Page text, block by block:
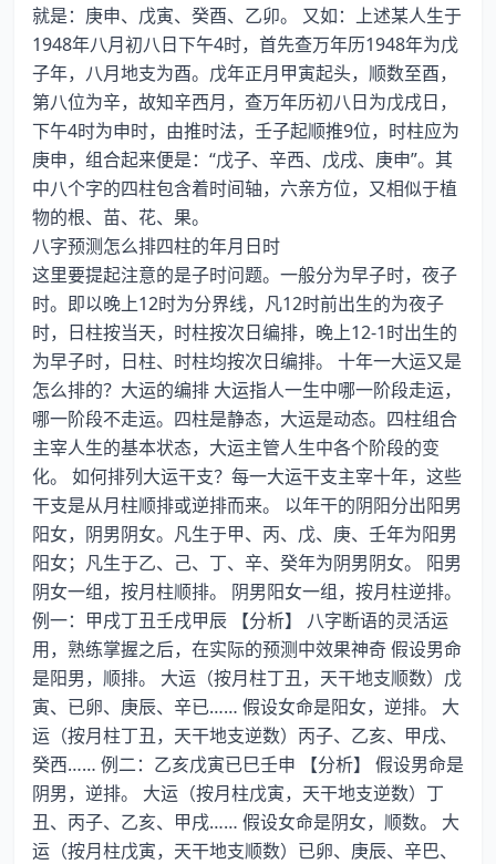
就是：庚申、戊寅、癸酉、乙卯。 又如：上述某人生于
1948年八月初八日下午4时，首先查万年历1948年为戊
子年，八月地支为酉。戊年正月甲寅起头，顺数至酉，
第八位为辛，故知辛西月，查万年历初八日为戊戌日，
下午4时为申时，由推时法，壬子起顺推9位，时柱应为
庚申，组合起来便是：“戊子、辛西、戊戌、庚申”。其
中八个字的四柱包含着时间轴，六亲方位，又相似于植
物的根、苗、花、果。
八字预测怎么排四柱的年月日时
这里要提起注意的是子时问题。一般分为早子时，夜子
时。即以晚上12时为分界线，凡12时前出生的为夜子
时，日柱按当天，时柱按次日编排，晚上12-1时出生的
为早子时，日柱、时柱均按次日编排。 十年一大运又是
怎么排的？大运的编排 大运指人一生中哪一阶段走运，
哪一阶段不走运。四柱是静态，大运是动态。四柱组合
主宰人生的基本状态，大运主管人生中各个阶段的变
化。 如何排列大运干支？每一大运干支主宰十年，这些
干支是从月柱顺排或逆排而来。 以年干的阴阳分出阳男
阳女，阴男阴女。凡生于甲、丙、戊、庚、壬年为阳男
阳女；凡生于乙、己、丁、辛、癸年为阴男阴女。 阳男
阴女一组，按月柱顺排。 阴男阳女一组，按月柱逆排。
例一：甲戌丁丑壬戌甲辰 【分析】 八字断语的灵活运
用，熟练掌握之后，在实际的预测中效果神奇 假设男命
是阳男，顺排。 大运（按月柱丁丑，天干地支顺数）戊
寅、已卵、庚辰、辛已…… 假设女命是阳女，逆排。 大
运（按月柱丁丑，天干地支逆数）丙子、乙亥、甲戌、
癸西…… 例二：乙亥戊寅已巳壬申 【分析】 假设男命是
阴男，逆排。 大运（按月柱戊寅，天干地支逆数）丁
丑、丙子、乙亥、甲戌…… 假设女命是阴女，顺数。 大
运（按月柱戊寅，天干地支顺数）已卵、庚辰、辛巴、